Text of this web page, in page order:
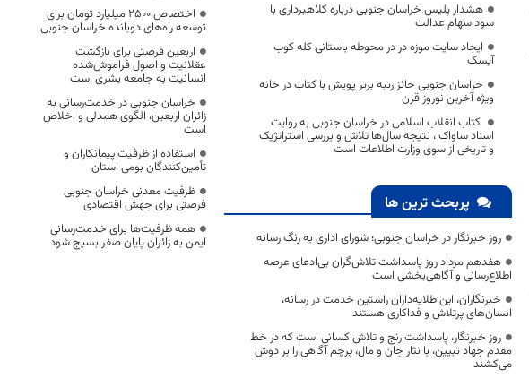
هشدار پلیس خراسان جنوبی درباره کلاهبرداری با
سود سهام عدالت
ایجاد سایت موزه در در محوطه باستانی کله کوب
آیسک
خراسان جنوبی حائز رتبه برتر پویش با کتاب در خانه
ویژه آخرین نوروز قرن
کتاب انقلاب اسلامی در خراسان جنوبی به روایت
اسناد ساواک ، نتیجه سال‌ها تلاش و بررسی استراتژیک
و تاریخی از سوی وزارت اطلاعات است
پربحث ترین ها
روز خبرنگار در خراسان جنوبی؛ شورای اداری به رنگ رسانه
هفدهم مرداد روز پاسداشت تلاش‌گران بی‌ادعای عرصه
اطلاع‌رسانی و آگاهی‌بخشی است
خبرنگاران، این طلایه‌داران راستین خدمت در رسانه،
انسان‌های پرتلاش و فداکاری هستند
روز خبرنگار، پاسداشت رنج و تلاش کسانی است که در خط
مقدم جهاد تبیین، با نثار جان و مال، پرچم آگاهی را بر دوش
می‌کشند
اختصاص 2500 میلیارد تومان برای
توسعه راه‌های دوبانده خراسان جنوبی
اربعین فرصتی برای بازگشت
عقلانیت و اصول فراموش‌شده
انسانیت به جامعه بشری است
خراسان جنوبی در خدمت‌رسانی به
زائران اربعین، الگوی همدلی و اخلاص
است
استفاده از ظرفیت پیمانکاران و
تأمین‌کنندگان بومی استان
ظرفیت معدنی خراسان جنوبی
فرصتی برای جهش اقتصادی
همه ظرفیت‌ها برای خدمت‌رسانی
ایمن به زائران پایان صفر بسیج شود